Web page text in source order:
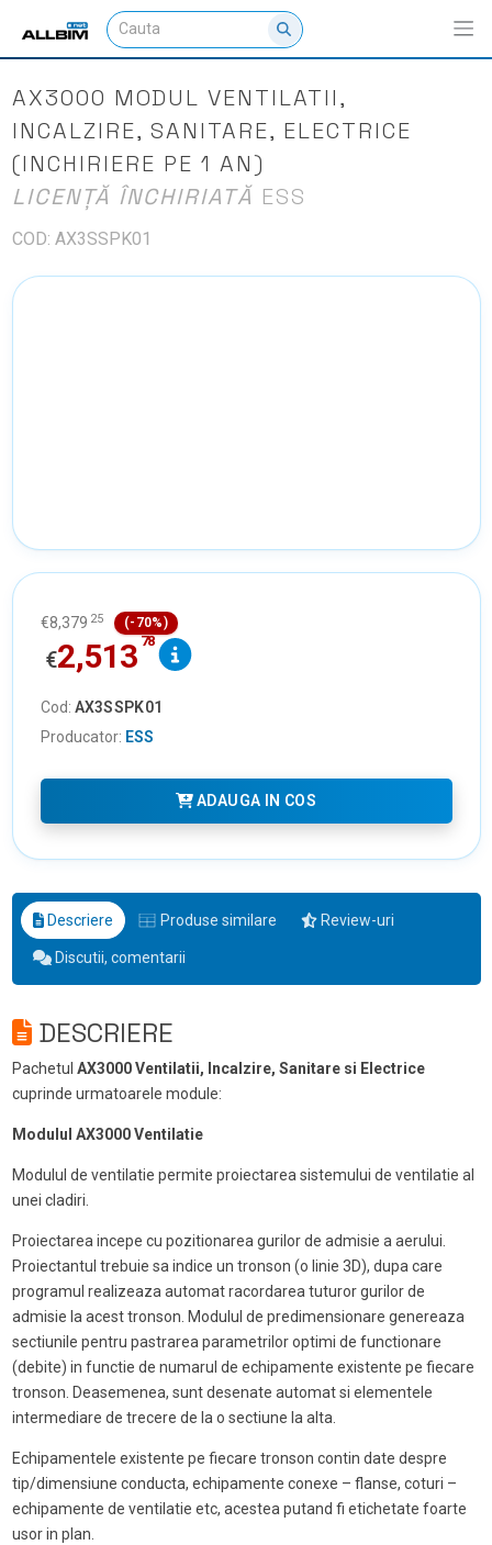
AX3000 MODUL VENTILATII,
INCALZIRE, SANITARE, ELECTRICE
(INCHIRIERE PE 1 AN)
LICENȚĂ ÎNCHIRIATĂ ESS
COD: AX3SSPK01
€8,379 25 (-70%)
€2,51378
Cod: AX3SSPK01
Producator: ESS
ADAUGA IN COS
Descriere Produse similare Review-uri
Discutii, comentarii
DESCRIERE
Pachetul AX3000 Ventilatii, Incalzire, Sanitare si Electrice
cuprinde urmatoarele module:
Modulul AX3000 Ventilatie
Modulul de ventilatie permite proiectarea sistemului de ventilatie al
unei cladiri.
Proiectarea incepe cu pozitionarea gurilor de admisie a aerului.
Proiectantul trebuie sa indice un tronson (o linie 3D), dupa care
programul realizeaza automat racordarea tuturor gurilor de
admisie la acest tronson. Modulul de predimensionare genereaza
sectiunile pentru pastrarea parametrilor optimi de functionare
(debite) in functie de numarul de echipamente existente pe fiecare
tronson. Deasemenea, sunt desenate automat si elementele
intermediare de trecere de la o sectiune la alta.
Echipamentele existente pe fiecare tronson contin date despre
tip/dimensiune conducta, echipamente conexe – flanse, coturi –
echipamente de ventilatie etc, acestea putand fi etichetate foarte
usor in plan.